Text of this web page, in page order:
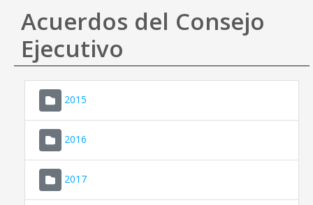
Mapa web
Ayuda
Acuerdos del Consejo
Ejecutivo
2015
2016
2017